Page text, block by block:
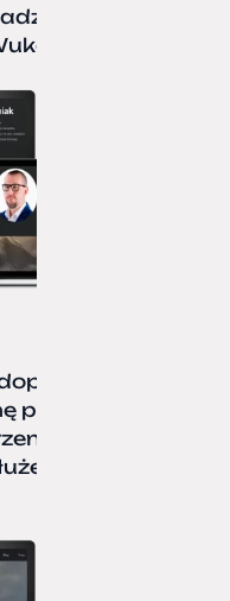
do
jesień.
portfolio przy
stron bez
podpinałem